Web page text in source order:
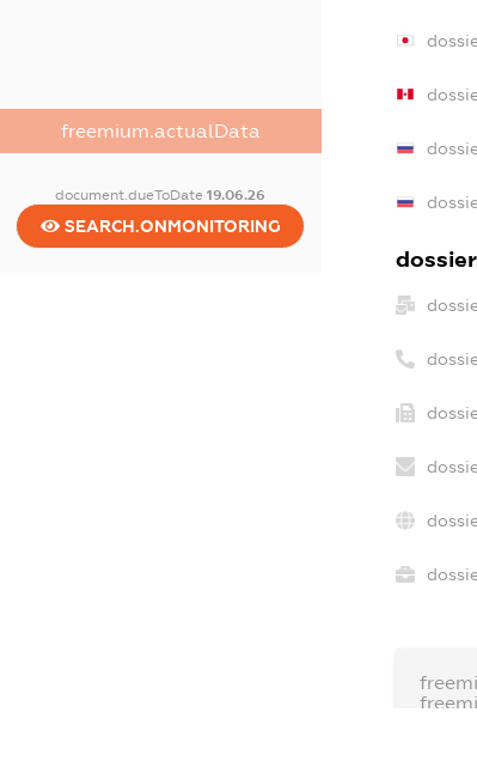
freemium.actualData
document.dueToDate19.06.26
SEARCH.ONMONITORING